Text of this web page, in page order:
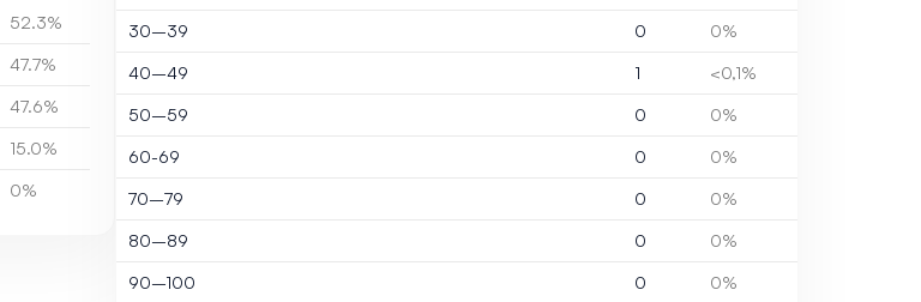
52.3%
47.7%
47.6%
15.0%
0%
30–39 0 0%
40–49 1 <0,1%
50–59 0 0%
60-69 0 0%
70–79 0 0%
80–89 0 0%
90–100 0 0%